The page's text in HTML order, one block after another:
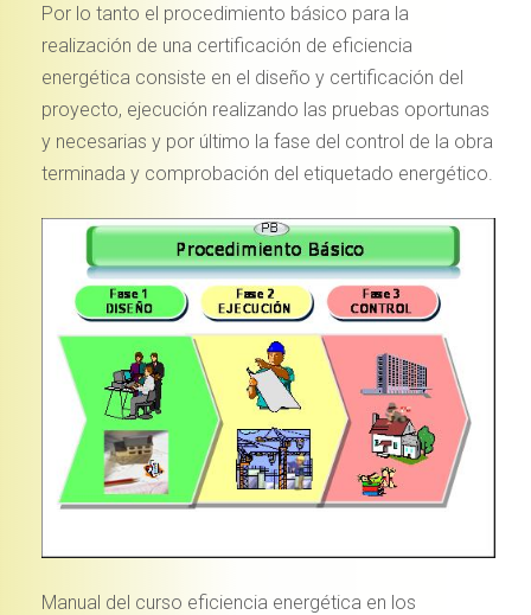
Por lo tanto el procedimiento básico para la
realización de una certificación de eficiencia
energética consiste en el diseño y certificación del
proyecto, ejecución realizando las pruebas oportunas
y necesarias y por último la fase del control de la obra
terminada y comprobación del etiquetado energético.
Manual del curso eficiencia energética en los